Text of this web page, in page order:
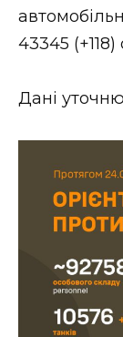
ВІДЕО
43345 (+118)
Дані